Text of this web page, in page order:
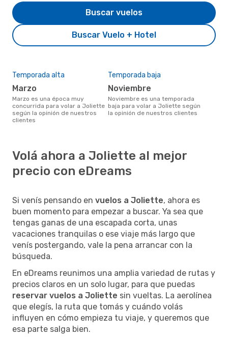
Buscar Vuelo + Hotel
Buscar vuelos
Temporada alta
marzo
marzo es una época muy
concurrida para volar a Joliette
según la opinión de nuestros
clientes
Temporada baja
noviembre
noviembre es una temporada
baja para volar a Joliette según
la opinión de nuestros clientes
Volá ahora a Joliette al mejor
precio con eDreams
Si venís pensando en vuelos a Joliette, ahora es
buen momento para empezar a buscar. Ya sea que
tengas ganas de una escapada corta, unas
vacaciones tranquilas o ese viaje más largo que
venís postergando, vale la pena arrancar con la
búsqueda.
En eDreams reunimos una amplia variedad de rutas y
precios claros en un solo lugar, para que puedas
reservar vuelos a Joliette sin vueltas. La aerolínea
que elegís, la ruta que tomás y cuándo volás
influyen en cómo empieza tu viaje, y queremos que
esa parte salga bien.